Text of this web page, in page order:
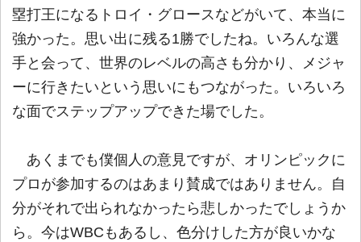
塁打王になるトロイ・グロースなどがいて、本当に
強かった。思い出に残る1勝でしたね。いろんな選
手と会って、世界のレベルの高さも分かり、メジャ
ーに行きたいという思いにもつながった。いろいろ
な面でステップアップできた場でした。
あくまでも僕個人の意見ですが、オリンピックに
プロが参加するのはあまり賛成ではありません。自
分がそれで出られなかったら悲しかったでしょうか
ら。今はWBCもあるし、色分けした方が良いかな